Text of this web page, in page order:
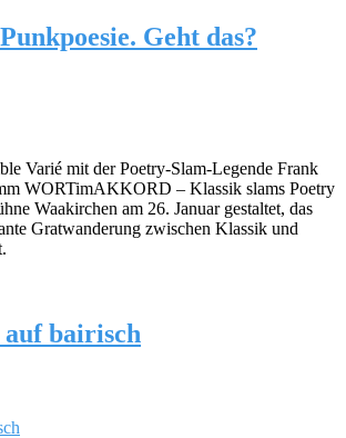
Geht das?
Varié mit der Poetry-Slam-Legende Frank
WORTimAKKORD – Klassik slams Poetry
Waakirchen am 26. Januar gestaltet, das
Gratwanderung zwischen Klassik und
bairisch